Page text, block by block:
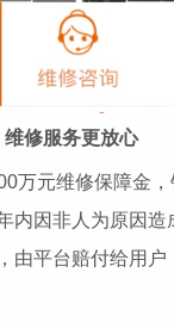
修服务更放心
元维修保障金，
内因非人为原因造
由平台赔付给用户